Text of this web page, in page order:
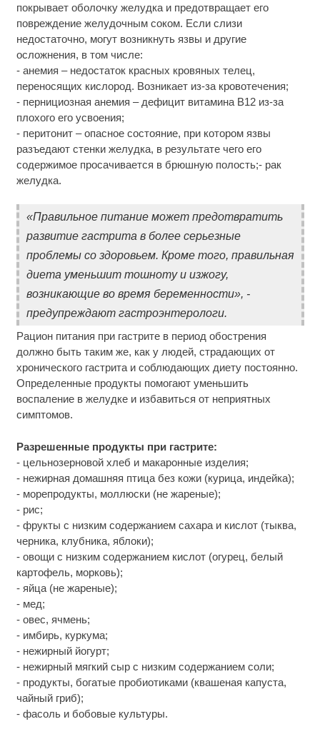
покрывает оболочку желудка и предотвращает его
повреждение желудочным соком. Если слизи
недостаточно, могут возникнуть язвы и другие
осложнения, в том числе:
- анемия – недостаток красных кровяных телец,
переносящих кислород. Возникает из-за кровотечения;
- пернициозная анемия – дефицит витамина В12 из-за
плохого его усвоения;
- перитонит – опасное состояние, при котором язвы
разъедают стенки желудка, в результате чего его
содержимое просачивается в брюшную полость;- рак
желудка.
«Правильное питание может предотвратить
развитие гастрита в более серьезные
проблемы со здоровьем. Кроме того, правильная
диета уменьшит тошноту и изжогу,
возникающие во время беременности», -
предупреждают гастроэнтерологи.
Рацион питания при гастрите в период обострения
должно быть таким же, как у людей, страдающих от
хронического гастрита и соблюдающих диету постоянно.
Определенные продукты помогают уменьшить
воспаление в желудке и избавиться от неприятных
симптомов.
Разрешенные продукты при гастрите:
- цельнозерновой хлеб и макаронные изделия;
- нежирная домашняя птица без кожи (курица, индейка);
- морепродукты, моллюски (не жареные);
- рис;
- фрукты с низким содержанием сахара и кислот (тыква,
черника, клубника, яблоки);
- овощи с низким содержанием кислот (огурец, белый
картофель, морковь);
- яйца (не жареные);
- мед;
- овес, ячмень;
- имбирь, куркума;
- нежирный йогурт;
- нежирный мягкий сыр с низким содержанием соли;
- продукты, богатые пробиотиками (квашеная капуста,
чайный гриб);
- фасоль и бобовые культуры.